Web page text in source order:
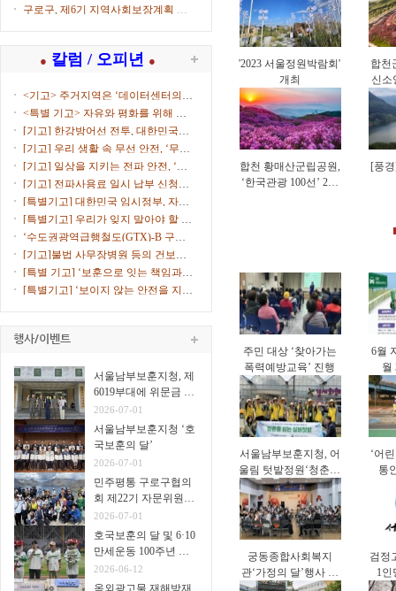
네 수방거점’ 운영
구로구, 제6기 지역사회보장계획 수
● 칼럼 / 오피년 ●
<기고> 주거지역은 ‘데이터센터의
부...
<특별 기고> 자유와 평화를 위해 함
께...
[기고] 한강방어선 전투, 대한민국을
지켜낸 ...
[기고] 우리 생활 속 무선 안전, ‘무선
국 허...
[기고] 일상을 지키는 전파 안전, ‘적
합성평...
[기고] 전파사용료 일시 납부 신청하
고 10% ...
[특별기고] 대한민국 임시정부, 자주
독립의 ...
[특별기고] 우리가 잊지 말아야 할 서
해수호...
‘수도권광역급행철도(GTX)-B 구로
노선 환기...
[기고]불법 사무장병원 등의 건보재
정 침해에...
[특별 기고] ‘보훈으로 잇는 책임과
통합의 ...
[특별기고] ‘보이지 않는 안전을 지키
서울남부보훈지청, 제
6019부대에 위문금 전
달
2026-07-01
서울남부보훈지청 ‘호
국보훈의 달’
2026-07-01
민주평통 구로구협의
회 제22기 자문위원
31명
2026-07-01
호국보훈의 달 및 6·10
만세운동 100주년 고
척야구장서 시구·시타
2026-06-12
옥외광고물 재해방재
활동
'2023 서울정원박람회'
개최
합천
신소
합천 황매산군립공원,
‘한국관광 100선’ 2회
[풍
주민 대상 ‘찾아가는
폭력예방교육’ 진행
6월
월
서울남부보훈지청, 어
울림 텃밭정원‘청춘을
심는 실버 텃밭’진행
‘어
통
궁동종합사회복지
관‘가정의 달’행사 진
행
검정
1인